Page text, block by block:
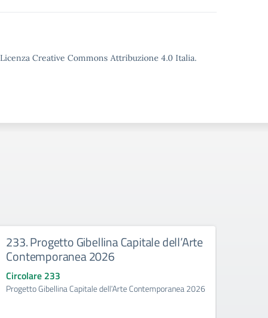
Creative Commons Attribuzione 4.0 Italia.
233. Progetto Gibellina Capitale dell’Arte
Contemporanea 2026
Circolare 233
Progetto Gibellina Capitale dell’Arte Contemporanea 2026